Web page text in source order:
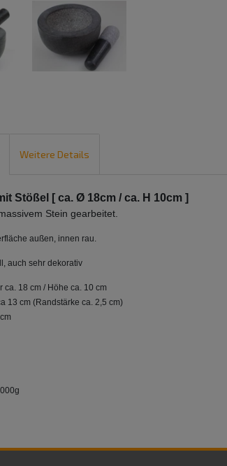
Weitere Details
Stößel [ ca. Ø 18cm / ca. H 10cm ]
Stein gearbeitet.
außen, innen rau.
auch sehr dekorativ
ca. 18 cm / Höhe ca. 10 cm
13 cm (Randstärke ca. 2,5 cm)